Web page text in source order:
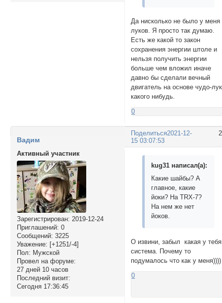
Да нисколько не было у меня
луков. Я просто так думаю.
Есть же какой то закон
сохранения энергии штоле и
нельзя получить энергии
больше чем вложил иначе
давно бы сделали вечный
двигатель на основе чудо-
какого нибудь.
0
Поделиться2021-12-
15 03:07:53
Вадим
Активный участник
Зарегистрирован: 2019-12-24
Приглашений: 0
Сообщений: 3225
Уважение: [+1251/-4]
Пол: Мужской
Провел на форуме:
27 дней 10 часов
Последний визит:
Сегодня 17:36:45
kug31 написал(а):
Какие шайбы? А
главное, какие
йоки? На TRX-7?
На нем же нет
йоков.
О извини, забыл какая у тебя
система. Почему то
подумалось что как у меня))))
0